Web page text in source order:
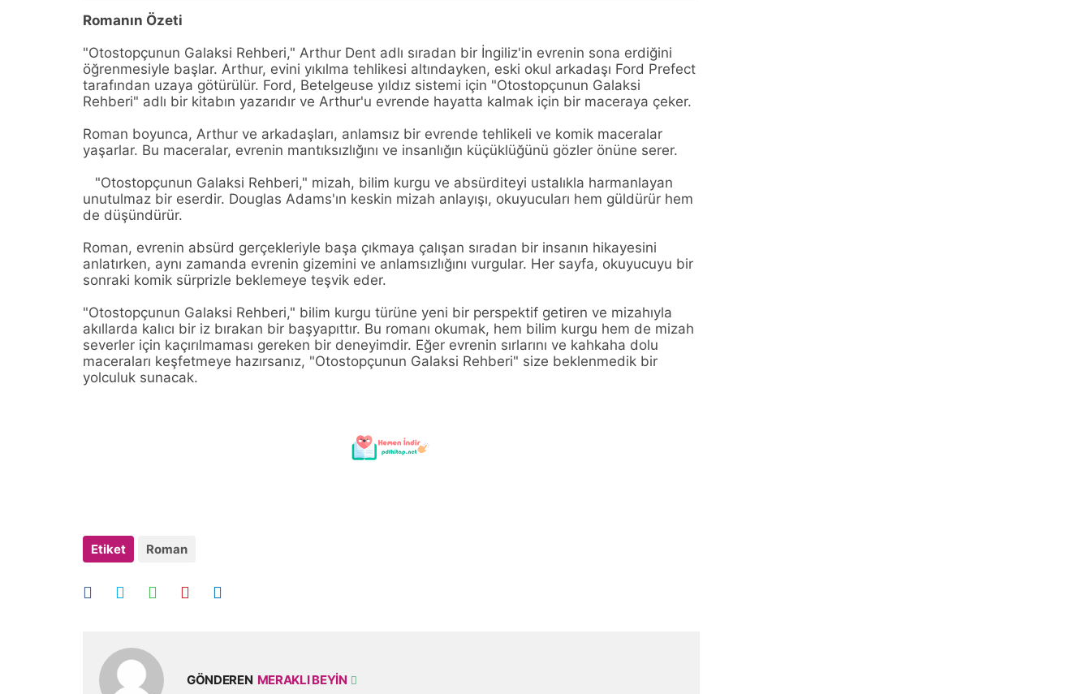
Romanın Özeti
"Otostopçunun Galaksi Rehberi," Arthur Dent adlı sıradan bir İngiliz'in evrenin sona erdiğini
öğrenmesiyle başlar. Arthur, evini yıkılma tehlikesi altındayken, eski okul arkadaşı Ford Prefect
tarafından uzaya götürülür. Ford, Betelgeuse yıldız sistemi için "Otostopçunun Galaksi
Rehberi" adlı bir kitabın yazarıdır ve Arthur'u evrende hayatta kalmak için bir maceraya çeker.
Roman boyunca, Arthur ve arkadaşları, anlamsız bir evrende tehlikeli ve komik maceralar
yaşarlar. Bu maceralar, evrenin mantıksızlığını ve insanlığın küçüklüğünü gözler önüne serer.
"Otostopçunun Galaksi Rehberi," mizah, bilim kurgu ve absürditeyi ustalıkla harmanlayan
unutulmaz bir eserdir. Douglas Adams'ın keskin mizah anlayışı, okuyucuları hem güldürür hem
de düşündürür.
Roman, evrenin absürd gerçekleriyle başa çıkmaya çalışan sıradan bir insanın hikayesini
anlatırken, aynı zamanda evrenin gizemini ve anlamsızlığını vurgular. Her sayfa, okuyucuyu bir
sonraki komik sürprizle beklemeye teşvik eder.
"Otostopçunun Galaksi Rehberi," bilim kurgu türüne yeni bir perspektif getiren ve mizahıyla
akıllarda kalıcı bir iz bırakan bir başyapıttır. Bu romanı okumak, hem bilim kurgu hem de mizah
severler için kaçırılmaması gereken bir deneyimdir. Eğer evrenin sırlarını ve kahkaha dolu
maceraları keşfetmeye hazırsanız, "Otostopçunun Galaksi Rehberi" size beklenmedik bir
yolculuk sunacak.
Etiket Roman
GÖNDEREN MERAKLI BEYIN